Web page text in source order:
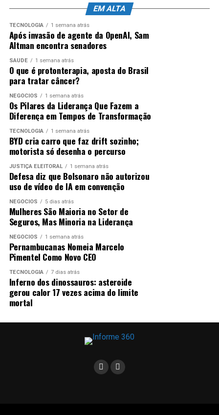
EM ALTA
TECNOLOGIA 1 semana atrás
Após invasão de agente da OpenAI, Sam
Altman encontra senadores
SAÚDE 1 semana atrás
O que é protonterapia, aposta do Brasil
para tratar câncer?
NEGÓCIOS 1 semana atrás
Os Pilares da Liderança Que Fazem a
Diferença em Tempos de Transformação
TECNOLOGIA 1 semana atrás
BYD cria carro que faz drift sozinho;
motorista só desenha o percurso
JUSTIÇA ELEITORAL 1 semana atrás
Defesa diz que Bolsonaro não autorizou
uso de vídeo de IA em convenção
NEGÓCIOS 5 dias atrás
Mulheres São Maioria no Setor de
Seguros, Mas Minoria na Liderança
NEGÓCIOS 1 semana atrás
Pernambucanas Nomeia Marcelo
Pimentel Como Novo CEO
TECNOLOGIA 7 dias atrás
Inferno dos dinossauros: asteroide
gerou calor 17 vezes acima do limite
mortal